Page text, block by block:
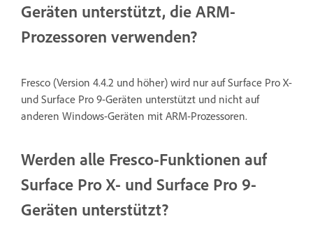
Geräten unterstützt, die ARM-
Prozessoren verwenden?
Fresco (Version 4.4.2 und höher) wird nur auf Surface Pro X-
und Surface Pro 9-Geräten unterstützt und nicht auf
anderen Windows-Geräten mit ARM-Prozessoren.
Werden alle Fresco-Funktionen auf
Surface Pro X- und Surface Pro 9-
Geräten unterstützt?